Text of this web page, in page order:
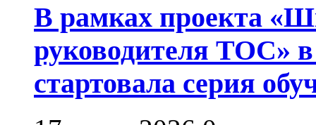
В рамках проекта
руководителя ТОС»
стартовала серия